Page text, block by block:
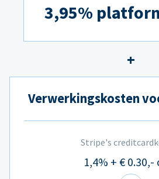
3,95%
Verwerkingskosten
Stripe's
1,4% + € 0.30,-